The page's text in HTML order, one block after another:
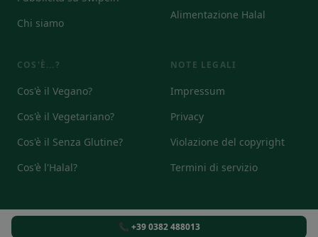
📞 +39 0382 488013
Chi siamo
Alimentazione Halal
COS'È...?
Cos'è il Vegano?
Cos'è il Vegetariano?
Cos'è il Senza Glutine?
Cos'è l'Halal?
NOTE LEGALI
Impressum
Privacy
Violazione del copyright
Termini di servizio